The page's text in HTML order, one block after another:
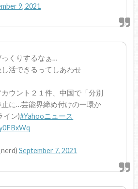
9, 2021
くりするなぁ…
活できるってしあわせ
ウント２１件、中国で「分別
に…芸能界締め付けの一環か
イン)#Yahooニュース
September 7, 2021